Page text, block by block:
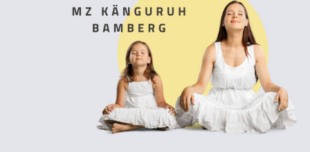
Cathy gestaltet ihre Yogastunden mit viel Liebe
und Kreativität, sodass sie sowohl Groß als auch
Klein begeistern. Die Atmosphäre im Kurs ist